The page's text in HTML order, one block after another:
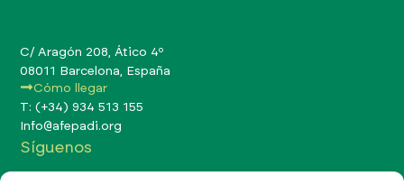
Síguenos
C/ Aragón 208, Ático 4º
08011 Barcelona, España
Cómo llegar
T: (+34) 934 513 155
Info@afepadi.org